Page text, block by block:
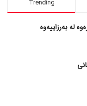
Trending
لە بەرزاییەوە